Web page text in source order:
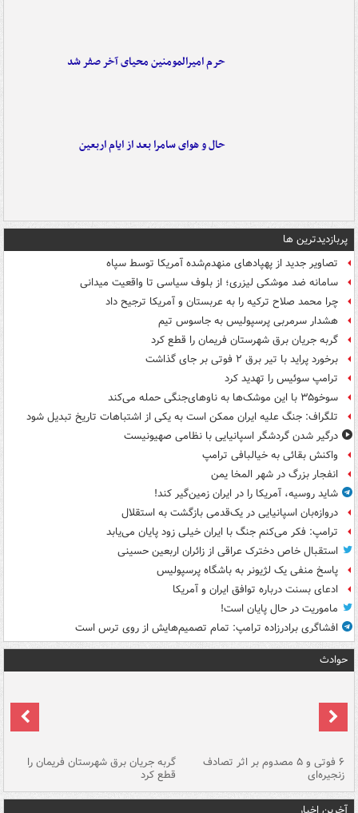
حرم امیرالمومنین محیای آخر صفر شد
حال و هوای سامرا بعد از ایام اربعین
پربازدیدترین ها
تصاویر جدید از پهپادهای منهدم‌شده آمریکا توسط سپاه
سامانه ضد موشکی لیزری؛ از بلوف سیاسی تا واقعیت میدانی
چرا محمد صلاح ترکیه را به عربستان و آمریکا ترجیح داد
هشدار سرمربی پرسپولیس به جاسوس تیم
گربه جریان برق شهرستان فریمان را قطع کرد
برخورد پراید با تیر برق ۲ فوتی بر جای گذاشت
ترامپ سوئیس را تهدید کرد
سوخو۳۵ با این موشک‌ها به ناوهای‌جنگی حمله می‌کند
تلگراف: جنگ علیه ایران ممکن است به یکی از اشتباهات تاریخ تبدیل شود
درگیر شدن گردشگر اسپانیایی با نظامی صهیونیست
واکنش بقائی به خیالبافی ترامپ
انفجار بزرگ در شهر المخا یمن
شاید روسیه، آمریکا را در ایران زمین‌گیر کند!
دروازه‌بان اسپانیایی در یک‌قدمی بازگشت به استقلال
ترامپ: فکر می‌کنم جنگ با ایران خیلی زود پایان می‌یابد
استقبال خاص دخترک عراقی از زائران اربعین حسینی
پاسخ منفی یک لژیونر به باشگاه پرسپولیس
ادعای بسنت درباره توافق ایران و آمریکا
ماموریت در حال پایان است!
افشاگری برادرزاده ترامپ: تمام تصمیم‌هایش از روی ترس است
حوادث
۶ فوتی و ۵ مصدوم بر اثر تصادف
زنجیره‌ای
گربه جریان برق شهرستان فریمان را
قطع کرد